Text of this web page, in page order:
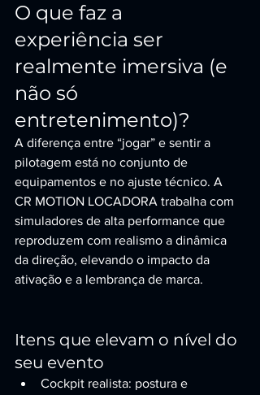
O que faz a
experiência ser
realmente imersiva (e
não só
entretenimento)?
A diferença entre “jogar” e sentir a
pilotagem está no conjunto de
equipamentos e no ajuste técnico. A
CR MOTION LOCADORA trabalha com
simuladores de alta performance que
reproduzem com realismo a dinâmica
da direção, elevando o impacto da
ativação e a lembrança de marca.
Itens que elevam o nível do
seu evento
Cockpit realista: postura e